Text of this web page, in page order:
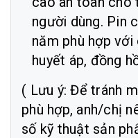
người dùng. Pin
năm phù hợp
huyết áp, đồng
( Lưu ý: Để tránh
phù hợp, anh/chị
số kỹ thuật sản